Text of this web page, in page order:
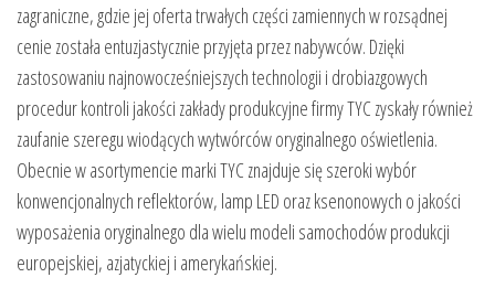
zagraniczne, gdzie jej oferta trwałych części zamiennych w rozsądnej
cenie została entuzjastycznie przyjęta przez nabywców. Dzięki
zastosowaniu najnowocześniejszych technologii i drobiazgowych
procedur kontroli jakości zakłady produkcyjne firmy TYC zyskały również
zaufanie szeregu wiodących wytwórców oryginalnego oświetlenia.
Obecnie w asortymencie marki TYC znajduje się szeroki wybór
konwencjonalnych reflektorów, lamp LED oraz ksenonowych o jakości
wyposażenia oryginalnego dla wielu modeli samochodów produkcji
europejskiej, azjatyckiej i amerykańskiej.